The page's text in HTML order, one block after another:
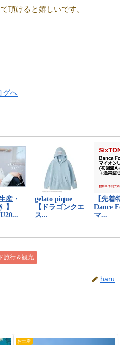
頂けると嬉しいです。
旅行＆観光
haru
お土産